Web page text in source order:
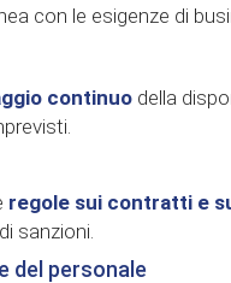
con le esigenze di
continuo della
regole sui contratti e
sanzioni.
del personale